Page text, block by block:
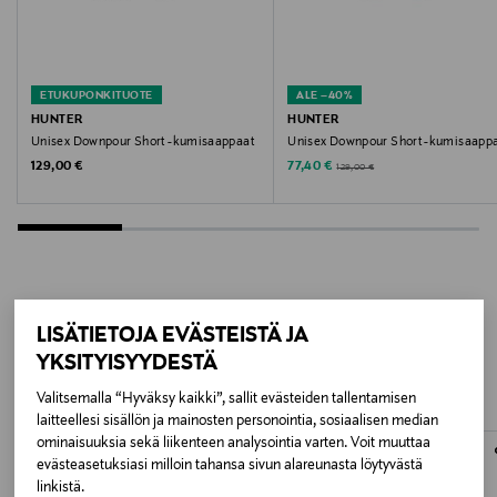
LISÄTIETOJA EVÄSTEISTÄ JA
YKSITYISYYDESTÄ
Valitsemalla “Hyväksy kaikki”, sallit evästeiden tallentamisen
laitteellesi sisällön ja mainosten personointia, sosiaalisen median
ominaisuuksia sekä liikenteen analysointia varten. Voit muuttaa
evästeasetuksiasi milloin tahansa sivun alareunasta löytyvästä
linkistä.
Valmistaja
Sjöklint Agenturer AB
Digitaalinen osoite
customerservices@hunterboots.com
Avainsanat
hunter, saappaat, sadekengät, kumisaappaat, unisex
ETUKUPONKITUOTE
HUNTER
Unisex Downpour Short -kumisaappaat
Original Price
129,00 €
ALE –40%
HUNTER
Unisex Downpour Short -
Discounted Price
77,40 € Original Price
129,00 €
LISÄÄ KIINNOSTAVIA
TUOTTEITA